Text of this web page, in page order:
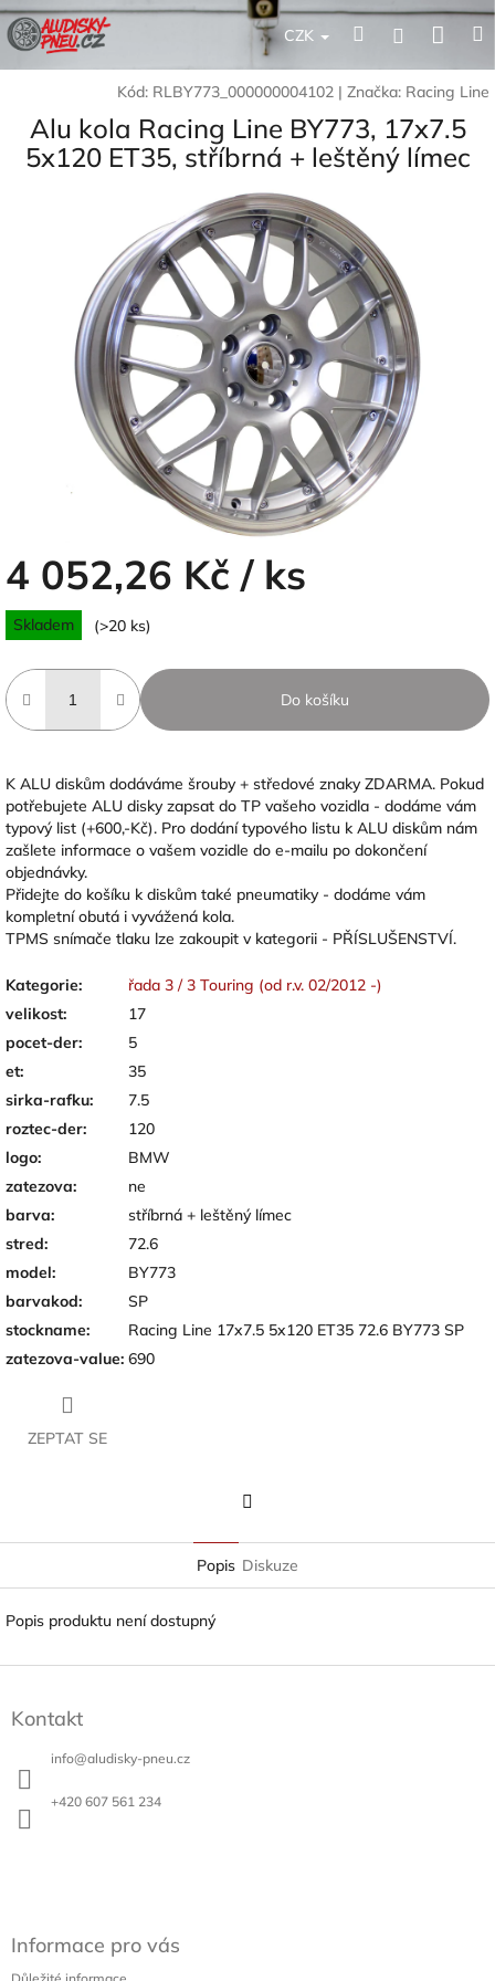
Přejít
na
obsah
CZK HledatPřihlášení
Kód: RLBY773_000000004102 | Značka: Racing Line
Alu kola Racing Line BY773, 17x7.5
5x120 ET35, stříbrná + leštěný límec
4 052,26 Kč / ks
Měrná
cena:
Skladem (>20 ks)
Do košíku
K ALU diskům dodáváme šrouby + středové znaky ZDARMA. Pokud
potřebujete ALU disky zapsat do TP vašeho vozidla - dodáme vám
typový list (+600,-Kč). Pro dodání typového listu k ALU diskům nám
zašlete informace o vašem vozidle do e-mailu po dokončení
objednávky.
Přidejte do košíku k diskům také pneumatiky - dodáme vám
kompletní obutá i vyvážená kola.
TPMS snímače tlaku lze zakoupit v kategorii - PŘÍSLUŠENSTVÍ.
Kategorie:
řada 3 / 3 Touring (od r.v. 02/2012 -)
velikost:
17
pocet-der:
5
et:
35
sirka-rafku:
7.5
roztec-der:
120
logo:
BMW
zatezova:
ne
barva:
stříbrná + leštěný límec
stred:
72.6
model:
BY773
barvakod:
SP
stockname:
Racing Line 17x7.5 5x120 ET35 72.6 BY773 SP
zatezova-value: 690
ZEPTAT SE
Popis Diskuze
Popis produktu není dostupný
Kontakt
info@aludisky-pneu.cz
+420 607 561 234
Informace pro vás
Důležité informace